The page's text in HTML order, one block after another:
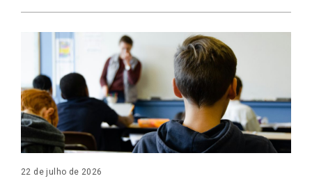
22 de julho de 2026